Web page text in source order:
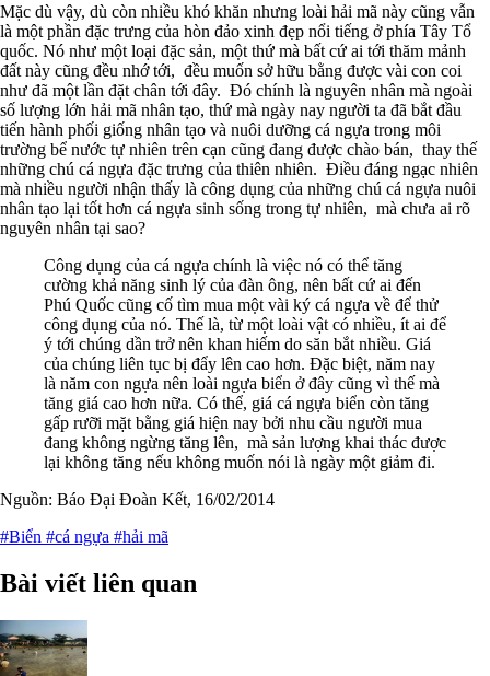
Mặc dù vậy, dù còn nhiều khó khăn nhưng loài hải mã này cũng vẫn
là một phần đặc trưng của hòn đảo xinh đẹp nổi tiếng ở phía Tây Tổ
quốc. Nó như một loại đặc sản, một thứ mà bất cứ ai tới thăm mảnh
đất này cũng đều nhớ tới, đều muốn sở hữu bằng được vài con coi
như đã một lần đặt chân tới đây. Đó chính là nguyên nhân mà ngoài
số lượng lớn hải mã nhân tạo, thứ mà ngày nay người ta đã bắt đầu
tiến hành phối giống nhân tạo và nuôi dưỡng cá ngựa trong môi
trường bể nước tự nhiên trên cạn cũng đang được chào bán, thay thế
những chú cá ngựa đặc trưng của thiên nhiên. Điều đáng ngạc nhiên
mà nhiều người nhận thấy là công dụng của những chú cá ngựa nuôi
nhân tạo lại tốt hơn cá ngựa sinh sống trong tự nhiên, mà chưa ai rõ
nguyên nhân tại sao?
Công dụng của cá ngựa chính là việc nó có thể tăng
cường khả năng sinh lý của đàn ông, nên bất cứ ai đến
Phú Quốc cũng cố tìm mua một vài ký cá ngựa về để thử
công dụng của nó. Thế là, từ một loài vật có nhiều, ít ai để
ý tới chúng dần trở nên khan hiếm do săn bắt nhiều. Giá
của chúng liên tục bị đẩy lên cao hơn. Đặc biệt, năm nay
là năm con ngựa nên loài ngựa biển ở đây cũng vì thế mà
tăng giá cao hơn nữa. Có thể, giá cá ngựa biển còn tăng
gấp rưỡi mặt bằng giá hiện nay bởi nhu cầu người mua
đang không ngừng tăng lên, mà sản lượng khai thác được
lại không tăng nếu không muốn nói là ngày một giảm đi.
Nguồn: Báo Đại Đoàn Kết, 16/02/2014
#Biển #cá ngựa #hải mã
Bài viết liên quan